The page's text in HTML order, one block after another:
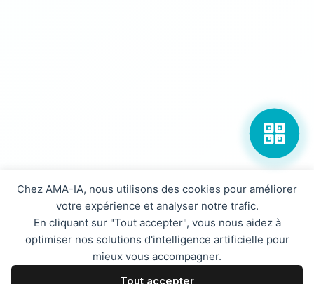
Chez AMA-IA, nous utilisons des cookies pour améliorer
votre expérience et analyser notre trafic.
En cliquant sur "Tout accepter", vous nous aidez à
optimiser nos solutions d'intelligence artificielle pour
mieux vous accompagner.
Tout accepter